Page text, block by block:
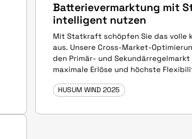
Batterievermarktung mit
intelligent nutzen
Mit Statkraft schöpfen Sie das volle
aus. Unsere Cross-Market-
den Primär- und
maximale Erlöse und höchste
HUSUM WIND 2025